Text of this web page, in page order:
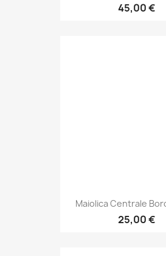
45,00 €
Maiolica Centrale
25,00 €